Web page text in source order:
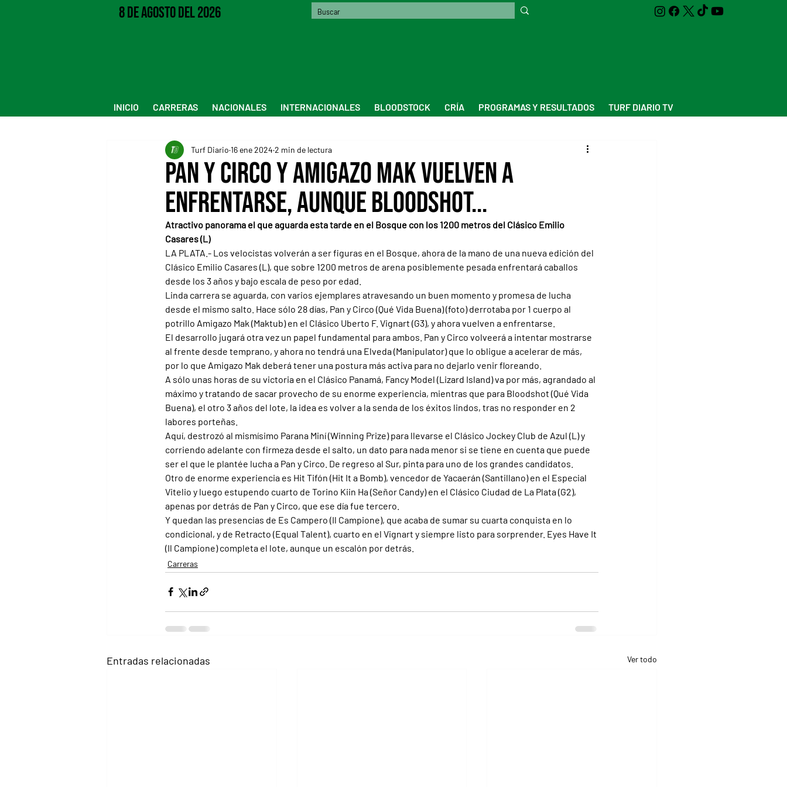
8 de Agosto del 2026
INICIO CARRERAS NACIONALES INTERNACIONALES BLOODSTOCK CRÍA PROGRAMAS Y RESULTADOS TURF DIARIO TV
Pan y Circo y Amigazo Mak vuelven a
enfrentarse, aunque Bloodshot...
Turf Diario 16 ene 2024 2 min de lectura
Atractivo panorama el que aguarda esta tarde en el Bosque con los 1200 metros del Clásico Emilio
Casares (L)
LA PLATA.- Los velocistas volverán a ser figuras en el Bosque, ahora de la mano de una nueva edición del
Clásico Emilio Casares (L), que sobre 1200 metros de arena posiblemente pesada enfrentará caballos
desde los 3 años y bajo escala de peso por edad.
Linda carrera se aguarda, con varios ejemplares atravesando un buen momento y promesa de lucha
desde el mismo salto. Hace sólo 28 días, Pan y Circo (Qué Vida Buena) (foto) derrotaba por 1 cuerpo al
potrillo Amigazo Mak (Maktub) en el Clásico Uberto F. Vignart (G3), y ahora vuelven a enfrentarse.
El desarrollo jugará otra vez un papel fundamental para ambos. Pan y Circo volveerá a intentar mostrarse
al frente desde temprano, y ahora no tendrá una Elveda (Manipulator) que lo obligue a acelerar de más,
por lo que Amigazo Mak deberá tener una postura más activa para no dejarlo venir floreando.
A sólo unas horas de su victoria en el Clásico Panamá, Fancy Model (Lizard Island) va por más, agrandado al
máximo y tratando de sacar provecho de su enorme experiencia, mientras que para Bloodshot (Qué Vida
Buena), el otro 3 años del lote, la idea es volver a la senda de los éxitos lindos, tras no responder en 2
labores porteñas.
Aquí, destrozó al mismísimo Parana Miní (Winning Prize) para llevarse el Clásico Jockey Club de Azul (L) y
corriendo adelante con firmeza desde el salto, un dato para nada menor si se tiene en cuenta que puede
ser el que le plantée lucha a Pan y Circo. De regreso al Sur, pinta para uno de los grandes candidatos.
Otro de enorme experiencia es Hit Tifón (Hit It a Bomb), vencedor de Yacaerán (Santillano) en el Especial
Vitelio y luego estupendo cuarto de Torino Kiin Ha (Señor Candy) en el Clásico Ciudad de La Plata (G2),
apenas por detrás de Pan y Circo, que ese día fue tercero.
Y quedan las presencias de Es Campero (Il Campione), que acaba de sumar su cuarta conquista en lo
condicional, y de Retracto (Equal Talent), cuarto en el Vignart y siempre listo para sorprender. Eyes Have It
(Il Campione) completa el lote, aunque un escalón por detrás.
Carreras
Entradas relacionadas Ver todo